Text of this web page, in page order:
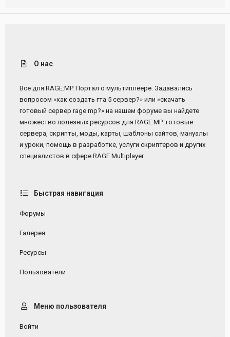
О нас
Все для RAGE:MP. Портал о мультиплеере. Задавались
вопросом «как создать гта 5 сервер?» или «скачать
готовый сервер rage mp?» на нашем форуме вы найдете
множество полезных ресурсов для RAGE:MP: готовые
сервера, скрипты, моды, карты, шаблоны сайтов, мануалы
и уроки, помощь в разработке, услуги скриптеров и других
специалистов в сфере RAGE Multiplayer.
Быстрая навигация
Форумы
Галерея
Ресурсы
Пользователи
Меню пользователя
Войти